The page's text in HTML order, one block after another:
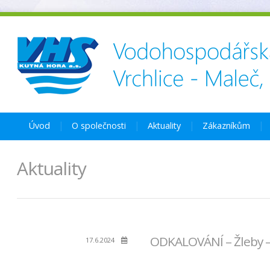
Úvod O společnosti Aktuality Zákazníkům
Aktuality
17.6.2024 ODKALOVÁNÍ – Žleby